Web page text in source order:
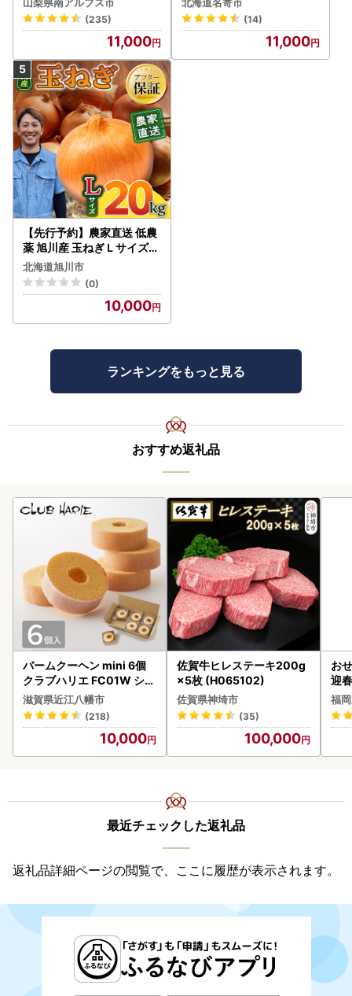
すめ 産地直送 新鮮 フレッ
シュ 高栄養素 南アルプス市
(235)
11,000
(14)
11,000
【先行予約】農家直送 低農
薬 旭川産 玉ねぎＬサイズ2
0kg(2026年9月発送開始
予定)_ | 玉ねぎ 05935
北海道旭川市
(0)
10,000
ランキングをもっと見る
おすすめ返礼品
バームクーヘン mini 6個
クラブハリエ FC01W シェ
アボックス バウムクーヘ
ン
滋賀県近江八幡市
(218)
10,000
佐賀牛ヒレステーキ200g
×5枚 (H065102)
佐賀県神埼市
(35)
100,000
お
迎
福
最近チェックした返礼品
返礼品詳細ページの閲覧で、ここに履歴が表示されます。